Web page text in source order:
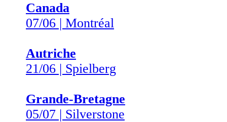
Canada
07/06 | Montréal
Autriche
21/06 | Spielberg
Grande-Bretagne
05/07 | Silverstone